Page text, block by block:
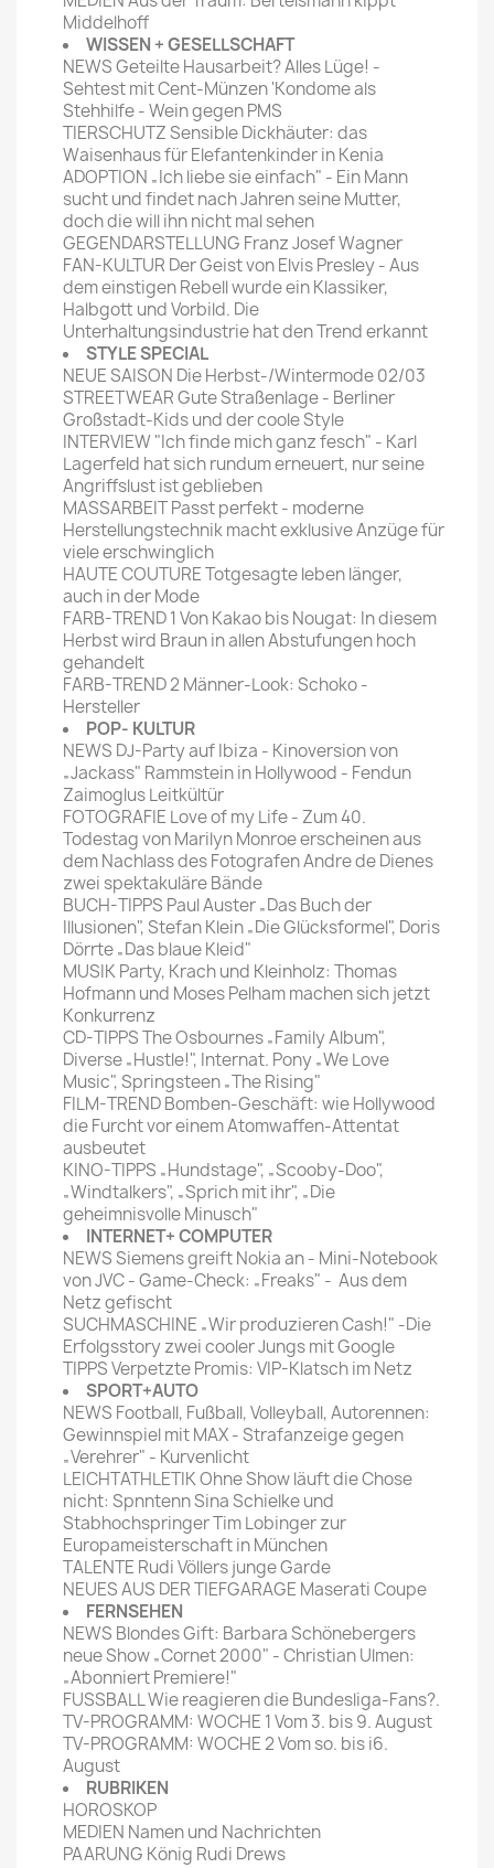
Middelhoff
WISSEN + GESELLSCHAFT
NEWS Geteilte Hausarbeit? Alles Lüge! -
Sehtest mit Cent-Münzen 'Kondome als
Stehhilfe - Wein gegen PMS
TIERSCHUTZ Sensible Dickhäuter: das
Waisenhaus für Elefantenkinder in Kenia
ADOPTION „Ich liebe sie einfach" - Ein Mann
sucht und findet nach Jahren seine Mutter,
doch die will ihn nicht mal sehen
GEGENDARSTELLUNG Franz Josef Wagner
FAN-KULTUR Der Geist von Elvis Presley - Aus
dem einstigen Rebell wurde ein Klassiker,
Halbgott und Vorbild. Die
Unterhaltungsindustrie hat den Trend erkannt
STYLE SPECIAL
NEUE SAISON Die Herbst-/Wintermode 02/03
STREETWEAR Gute Straßenlage - Berliner
Großstadt-Kids und der coole Style
INTERVIEW "Ich finde mich ganz fesch" - Karl
Lagerfeld hat sich rundum erneuert, nur seine
Angriffslust ist geblieben
MASSARBEIT Passt perfekt - moderne
Herstellungstechnik macht exklusive Anzüge für
viele erschwinglich
HAUTE COUTURE Totgesagte leben länger,
auch in der Mode
FARB-TREND 1 Von Kakao bis Nougat: In diesem
Herbst wird Braun in allen Abstufungen hoch
gehandelt
FARB-TREND 2 Männer-Look: Schoko -
Hersteller
POP- KULTUR
NEWS DJ-Party auf Ibiza - Kinoversion von
„Jackass" Rammstein in Hollywood - Fendun
Zaimoglus Leitkültür
FOTOGRAFIE Love of my Life - Zum 40.
Todestag von Marilyn Monroe erscheinen aus
dem Nachlass des Fotografen Andre de Dienes
zwei spektakuläre Bände
BUCH-TIPPS Paul Auster „Das Buch der
Illusionen", Stefan Klein „Die Glücksformel", Doris
Dörrte „Das blaue Kleid"
MUSIK Party, Krach und Kleinholz: Thomas
Hofmann und Moses Pelham machen sich jetzt
Konkurrenz
CD-TIPPS The Osbournes „Family Album",
Diverse „Hustle!", Internat. Pony „We Love
Music", Springsteen „The Rising"
FILM-TREND Bomben-Geschäft: wie Hollywood
die Furcht vor einem Atomwaffen-Attentat
ausbeutet
KINO-TIPPS „Hundstage", „Scooby-Doo",
„Windtalkers", „Sprich mit ihr", „Die
geheimnisvolle Minusch"
INTERNET+ COMPUTER
NEWS Siemens greift Nokia an - Mini-Notebook
von JVC - Game-Check: „Freaks" - Aus dem
Netz gefischt
SUCHMASCHINE „Wir produzieren Cash!" -Die
Erfolgsstory zwei cooler Jungs mit Google
TIPPS Verpetzte Promis: VIP-Klatsch im Netz
SPORT+AUTO
NEWS Football, Fußball, Volleyball, Autorennen:
Gewinnspiel mit MAX - Strafanzeige gegen
„Verehrer" - Kurvenlicht
LEICHTATHLETIK Ohne Show läuft die Chose
nicht: Spnntenn Sina Schielke und
Stabhochspringer Tim Lobinger zur
Europameisterschaft in München
TALENTE Rudi Völlers junge Garde
NEUES AUS DER TIEFGARAGE Maserati Coupe
FERNSEHEN
NEWS Blondes Gift: Barbara Schönebergers
neue Show „Cornet 2000" - Christian Ulmen:
„Abonniert Premiere!"
FUSSBALL Wie reagieren die Bundesliga-Fans?.
TV-PROGRAMM: WOCHE 1 Vom 3. bis 9. August
TV-PROGRAMM: WOCHE 2 Vom so. bis i6.
August
RUBRIKEN
HOROSKOP
MEDIEN Namen und Nachrichten
PAARUNG König Rudi Drews